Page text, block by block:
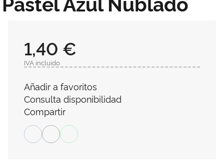
1,40 €
IVA incluido
Añadir a favoritos
Consulta disponibilidad
Compartir